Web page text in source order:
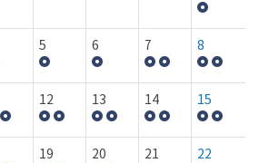
5 6 7 8
12 13 14 15
19 20 21 22